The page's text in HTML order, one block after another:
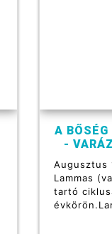
A
-
Augusztus
Lammas
tartó